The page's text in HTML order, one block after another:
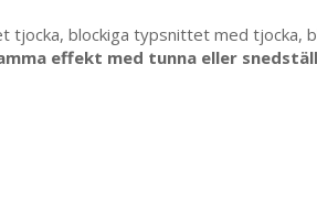
tjocka, blockiga typsnittet med
effekt med tunna eller